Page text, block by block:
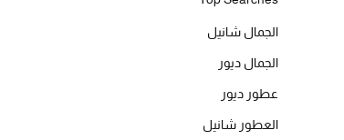
الجمال شانيل
الجمال ديور
عطور ديور
العطور شانيل